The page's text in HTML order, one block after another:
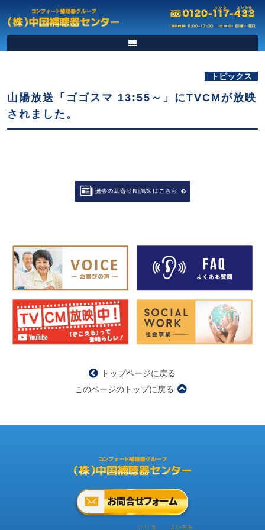
トピックス
山陽放送「ゴゴスマ 13:55～」にTVCMが放映
されました。
トップページに戻る
このページのトップに戻る